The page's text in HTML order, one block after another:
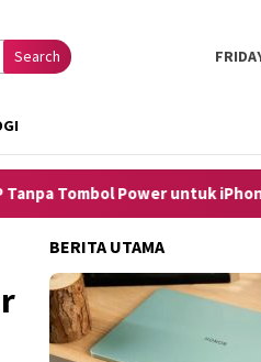
Search
untuk iPhone dan Android
BERITA UTAMA